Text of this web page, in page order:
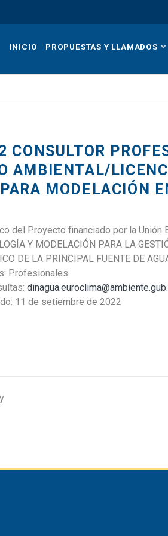
al
principal
INICIO PROPUESTAS Y LLAMADOS
AMBIENTAL/
MODELACIÓN
del Proyecto financiado por la Unión
Y MODELACIÓN PARA LA
DE LA PRINCIPAL FUENTE DE
Profesionales
11 de setiembre de 2022